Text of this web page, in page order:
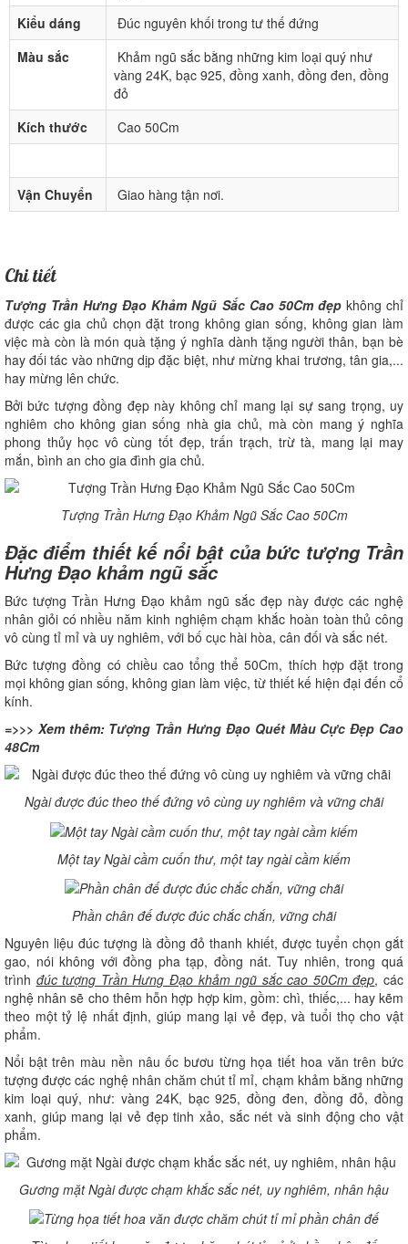
Kiểu dáng
Đúc nguyên khối trong tư thế đứng
Màu sắc
Khảm ngũ sắc bằng những kim loại quý như
vàng 24K, bạc 925, đồng xanh, đồng đen, đồng
đỏ
Kích thước
Cao 50Cm
Vận Chuyển Giao hàng tận nơi.
Chi tiết
Tượng Trần Hưng Đạo Khảm Ngũ Sắc Cao 50Cm đẹpkhông chỉ
được các gia chủ chọn đặt trong không gian sống, không gian làm
việc mà còn là món quà tặng ý nghĩa dành tặng người thân, bạn bè
hay đối tác vào những dịp đặc biệt, như mừng khai trương, tân gia,...
hay mừng lên chức.
Bởi bức tượng đồng đẹp này không chỉ mang lại sự sang trọng, uy
nghiêm cho không gian sống nhà gia chủ, mà còn mang ý nghĩa
phong thủy học vô cùng tốt đẹp, trấn trạch, trừ tà, mang lại may
mắn, bình an cho gia đình gia chủ.
Tượng Trần Hưng Đạo Khảm Ngũ Sắc Cao 50Cm
Đặc điểm thiết kế nổi bật của bức tượng Trần
Hưng Đạo khảm ngũ sắc
Bức tượng Trần Hưng Đạo khảm ngũ sắc đẹp này được các nghệ
nhân giỏi có nhiều năm kinh nghiệm chạm khắc hoàn toàn thủ công
vô cùng tỉ mỉ và uy nghiêm, với bố cục hài hòa, cân đối và sắc nét.
Bức tượng đồng có chiều cao tổng thể 50Cm, thích hợp đặt trong
mọi không gian sống, không gian làm việc, từ thiết kế hiện đại đến cổ
kính.
=>>> Xem thêm: Tượng Trần Hưng Đạo Quét Màu Cực Đẹp Cao
48Cm
Ngài được đúc theo thế đứng vô cùng uy nghiêm và vững chãi
Một tay Ngài cầm cuốn thư, một tay ngài cầm kiếm
Phần chân đế được đúc chắc chắn, vững chãi
Nguyên liệu đúc tượng là đồng đỏ thanh khiết, được tuyển chọn gắt
gao, nói không với đồng pha tạp, đồng nát. Tuy nhiên, trong quá
trình đúc tượng Trần Hưng Đạo khảm ngũ sắc cao 50Cm đẹp, các
nghệ nhân sẽ cho thêm hỗn hợp hợp kim, gồm: chì, thiếc,... hay kẽm
theo một tỷ lệ nhất định, giúp mang lại vẻ đẹp, và tuổi thọ cho vật
phẩm.
Nổi bật trên màu nền nâu ốc bươu từng họa tiết hoa văn trên bức
tượng được các nghệ nhân chăm chút tỉ mỉ, chạm khảm bằng những
kim loại quý, như: vàng 24K, bạc 925, đồng đen, đồng đỏ, đồng
xanh, giúp mang lại vẻ đẹp tinh xảo, sắc nét và sinh động cho vật
phẩm.
Gương mặt Ngài được chạm khắc sắc nét, uy nghiêm, nhân hậu